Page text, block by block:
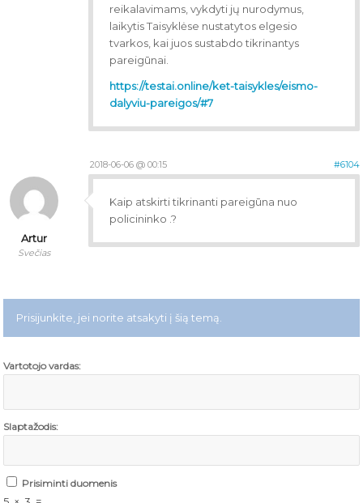
reikalavimams, vykdyti jų nurodymus,
laikytis Taisyklėse nustatytos elgesio
tvarkos, kai juos sustabdo tikrinantys
pareigūnai.
https://testai.online/ket-taisykles/eismo-
dalyviu-pareigos/#7
2018-06-06 @ 00:15 #6104
Artur
Svečias
Kaip atskirti tikrinanti pareigūna nuo
policininko .?
Prisijunkite, jei norite atsakyti į šią temą.
Vartotojo vardas:
Slaptažodis:
Prisiminti duomenis